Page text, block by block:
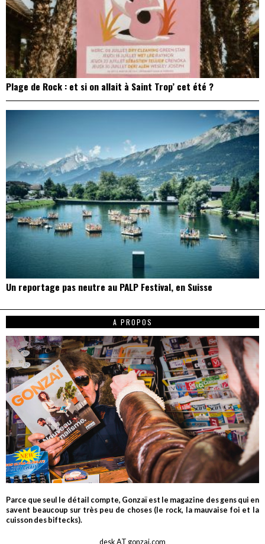
Plage de Rock : et si on allait à Saint Trop’ cet été ?
Un reportage pas neutre au PALP Festival, en Suisse
A PROPOS
Parce que seul le détail compte, Gonzaï est le magazine des gens qui en
savent beaucoup sur très peu de choses (le rock, la mauvaise foi et la
cuisson des biftecks).
desk AT gonzai.com